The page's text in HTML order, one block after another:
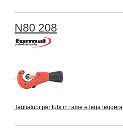
N80 208
Tagliatubi per tubi in rame e lega leggera